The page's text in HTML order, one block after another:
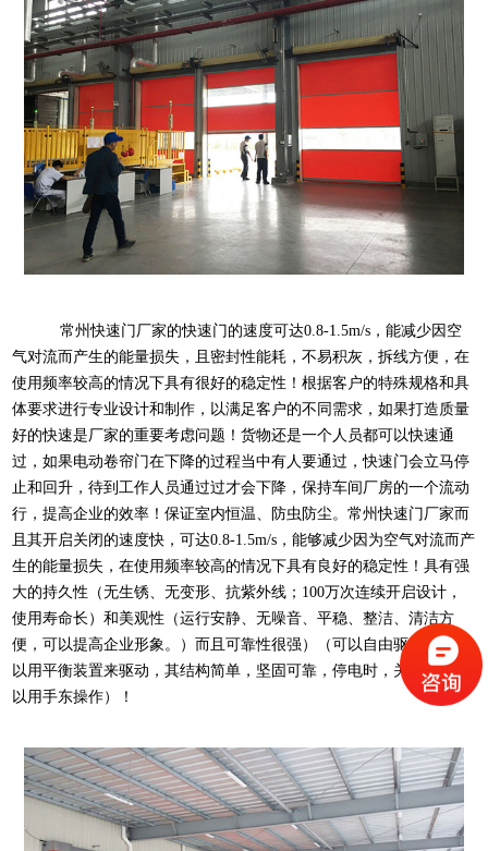
常州快速门厂家的快速门的速度可达0.8-1.5m/s，能减少因空
气对流而产生的能量损失，且密封性能耗，不易积灰，拆线方便，在
使用频率较高的情况下具有很好的稳定性！根据客户的特殊规格和具
体要求进行专业设计和制作，以满足客户的不同需求，如果打造质量
好的快速是厂家的重要考虑问题！货物还是一个人员都可以快速通
过，如果电动卷帘门在下降的过程当中有人要通过，快速门会立马停
止和回升，待到工作人员通过过才会下降，保持车间厂房的一个流动
行，提高企业的效率！保证室内恒温、防虫防尘。常州快速门厂家而
且其开启关闭的速度快，可达0.8-1.5m/s，能够减少因为空气对流而产
生的能量损失，在使用频率较高的情况下具有良好的稳定性！具有强
大的持久性（无生锈、无变形、抗紫外线；100万次连续开启设计，
使用寿命长）和美观性（运行安静、无噪音、平稳、整洁、清洁方
便，可以提高企业形象。）而且可靠性很强）（可以自由驱动，也可
以用平衡装置来驱动，其结构简单，坚固可靠，停电时，关、开也可
以用手东操作）！